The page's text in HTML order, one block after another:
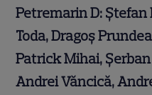
Petremarin D: Ștefan
Toda, Dragoș
Patrick Mihai,
Andrei Văncică,